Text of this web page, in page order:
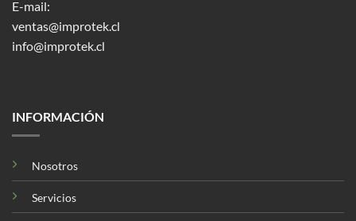
E-mail:
ventas@improtek.cl
info@improtek.cl
INFORMACIÓN
Nosotros
Servicios